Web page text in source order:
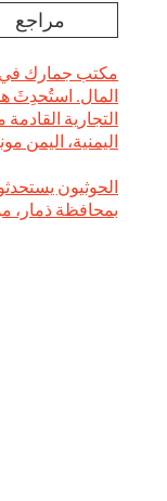
مراجع
مكتب جمارك في
المال. استُحدِثَ
التجارية
اليمنية، اليمن مونيتور، ۳۱
الحوثيون
بمحافظة ذمار، موقع